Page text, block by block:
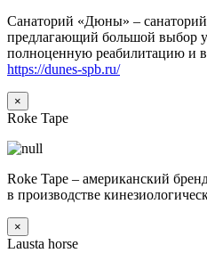
Санаторий «Дюны» – санаторий
предлагающий большой выбор
полноценную реабилитацию и
https://dunes-spb.ru/
×
Roke Tape
Roke Tape – американский
в производстве
×
Lausta horse